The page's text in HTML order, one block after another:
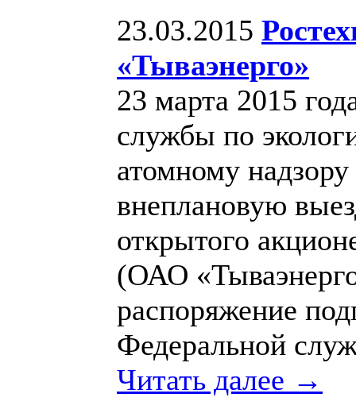
23.03.2015
«Тываэнерго»
23 марта 2015
службы по
атомному
внеплановую
открытого
(ОАО
распоряжение
Федеральной
Читать далее →